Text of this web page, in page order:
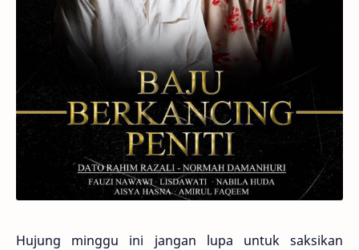
Hujung minggu ini jangan lupa untuk saksikan